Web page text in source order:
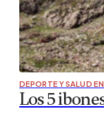
DEPORTE Y SALUD
Los 5